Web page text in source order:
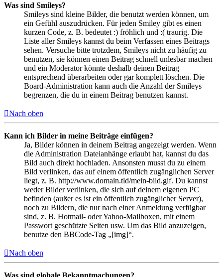
Was sind Smileys?
Smileys sind kleine Bilder, die benutzt werden können, um
ein Gefühl auszudrücken. Für jeden Smiley gibt es einen
kurzen Code, z. B. bedeutet :) fröhlich und :( traurig. Die
Liste aller Smileys kannst du beim Verfassen eines Beitrags
sehen. Versuche bitte trotzdem, Smileys nicht zu häufig zu
benutzen, sie können einen Beitrag schnell unlesbar machen
und ein Moderator könnte deshalb deinen Beitrag
entsprechend überarbeiten oder gar komplett löschen. Die
Board-Administration kann auch die Anzahl der Smileys
begrenzen, die du in einem Beitrag benutzen kannst.
Nach oben
Kann ich Bilder in meine Beiträge einfügen?
Ja, Bilder können in deinem Beitrag angezeigt werden. Wenn
die Administration Dateianhänge erlaubt hat, kannst du das
Bild auch direkt hochladen. Ansonsten musst du zu einem
Bild verlinken, das auf einem öffentlich zugänglichen Server
liegt, z. B. http://www.domain.tld/mein-bild.gif. Du kannst
weder Bilder verlinken, die sich auf deinem eigenen PC
befinden (außer es ist ein öffentlich zugänglicher Server),
noch zu Bildern, die nur nach einer Anmeldung verfügbar
sind, z. B. Hotmail- oder Yahoo-Mailboxen, mit einem
Passwort geschützte Seiten usw. Um das Bild anzuzeigen,
benutze den BBCode-Tag „[img]“.
Nach oben
Was sind globale Bekanntmachungen?